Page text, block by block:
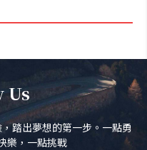
Us
踏出夢想的第一步。一點勇
樂，一點挑戰